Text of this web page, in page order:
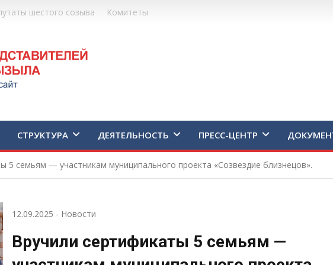
шестого созыва Комитеты
СТРУКТУРА ДЕЯТЕЛЬНОСТЬ ПРЕСС-ЦЕНТР
5 семьям — участникам муниципального проекта «Созвездие близнецов».
12.09.2025 - Новости
Вручили сертификаты 5 семьям —